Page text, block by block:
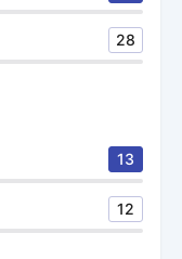
28
13
12